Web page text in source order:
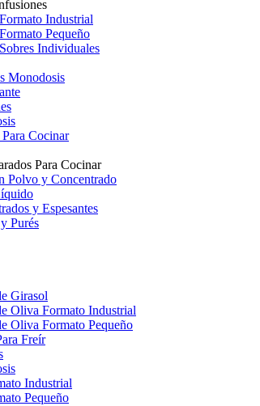
Industrial
Pequeño
Individuales
Monodosis
Cocinar
Para Cocinar
Polvo y Concentrado
y Espesantes
Purés
Girasol
Oliva Formato Industrial
Oliva Formato Pequeño
Freír
Industrial
Pequeño